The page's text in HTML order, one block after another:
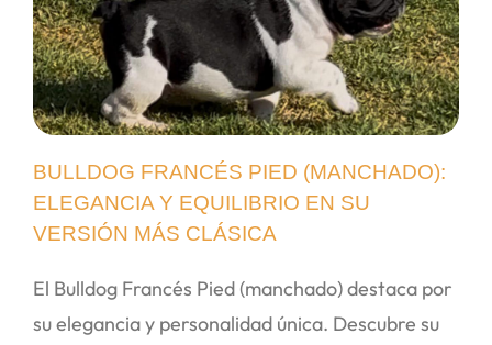
BULLDOG FRANCÉS PIED (MANCHADO):
ELEGANCIA Y EQUILIBRIO EN SU
VERSIÓN MÁS CLÁSICA
El Bulldog Francés Pied (manchado) destaca por
su elegancia y personalidad única. Descubre su